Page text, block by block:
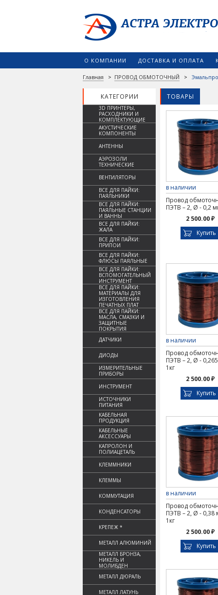
О КОМПАНИИ ДОСТАВКА И ОПЛАТА
Главная > ПРОВОД ОБМОТОЧНЫЙ >
КАТЕГОРИИ ТОВАРЫ
3D ПРИНТЕРЫ,
РАСХОДНИКИ И
КОМПЛЕКТУЮЩИЕ
АКУСТИЧЕСКИЕ
КОМПОНЕНТЫ
АНТЕННЫ
АЭРОЗОЛИ
ТЕХНИЧЕСКИЕ
ВЕНТИЛЯТОРЫ
ВСЕ ДЛЯ ПАЙКИ:
ПАЯЛЬНИКИ
ВСЕ ДЛЯ ПАЙКИ:
ПАЯЛЬНЫЕ СТАНЦИИ
И ВАННЫ
ВСЕ ДЛЯ ПАЙКИ:
ЖАЛА
ВСЕ ДЛЯ ПАЙКИ:
ПРИПОИ
ВСЕ ДЛЯ ПАЙКИ:
ФЛЮСЫ ПАЯЛЬНЫЕ
ВСЕ ДЛЯ ПАЙКИ:
ВСПОМОГАТЕЛЬНЫЙ
ИНСТРУМЕНТ
ВСЕ ДЛЯ ПАЙКИ:
МАТЕРИАЛЫ ДЛЯ
ИЗГОТОВЛЕНИЯ
ПЕЧАТНЫХ ПЛАТ
ВСЕ ДЛЯ ПАЙКИ:
МАСЛА, СМАЗКИ И
ЗАЩИТНЫЕ
ПОКРЫТИЯ
ДАТЧИКИ
ДИОДЫ
ИЗМЕРИТЕЛЬНЫЕ
ПРИБОРЫ
ИНСТРУМЕНТ
ИСТОЧНИКИ
ПИТАНИЯ
КАБЕЛЬНАЯ
ПРОДУКЦИЯ
КАБЕЛЬНЫЕ
АКСЕССУАРЫ
КАПРОЛОН И
ПОЛИАЦЕТАЛЬ
КЛЕММНИКИ
КЛЕММЫ
КОММУТАЦИЯ
КОНДЕНСАТОРЫ
КРЕПЕЖ *
МЕТАЛЛ АЛЮМИНИЙ
МЕТАЛЛ БРОНЗА,
НИКЕЛЬ И
МОЛИБДЕН
МЕТАЛЛ ДЮРАЛЬ
МЕТАЛЛ ЛАТУНЬ
в наличии
Провод
ПЭТВ – 2, Ø - 0,2
2 500.00 ₽
Купить
в наличии
Провод
ПЭТВ – 2, Ø -
1кг
2 500.00 ₽
Купить
в наличии
Провод
ПЭТВ – 2, Ø - 0,38
1кг
2 500.00 ₽
Купить